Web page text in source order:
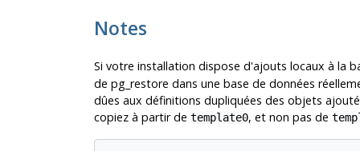
Notes
Si votre installation dispose d'ajouts locaux à la
de pg_restore dans une base de données
dûes aux définitions dupliquées des objets
copiez à partir de template0, et non pas de